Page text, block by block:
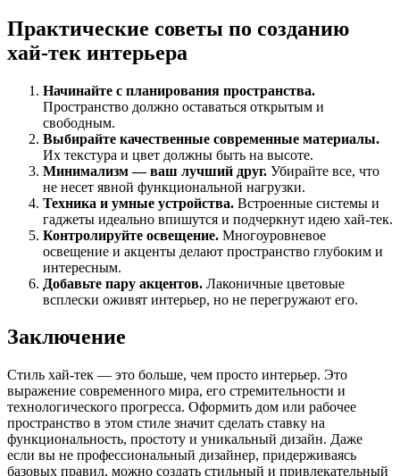
Практические советы по созданию
хай-тек интерьера
Начинайте с планирования пространства.
Пространство должно оставаться открытым и
свободным.
Выбирайте качественные современные материалы.
Их текстура и цвет должны быть на высоте.
Минимализм — ваш лучший друг. Убирайте все, что
не несет явной функциональной нагрузки.
Техника и умные устройства. Встроенные системы и
гаджеты идеально впишутся и подчеркнут идею хай-тек.
Контролируйте освещение. Многоуровневое
освещение и акценты делают пространство глубоким и
интересным.
Добавьте пару акцентов. Лаконичные цветовые
всплески оживят интерьер, но не перегружают его.
Заключение
Стиль хай-тек — это больше, чем просто интерьер. Это
выражение современного мира, его стремительности и
технологического прогресса. Оформить дом или рабочее
пространство в этом стиле значит сделать ставку на
функциональность, простоту и уникальный дизайн. Даже
если вы не профессиональный дизайнер, придерживаясь
базовых правил, можно создать стильный и привлекательный